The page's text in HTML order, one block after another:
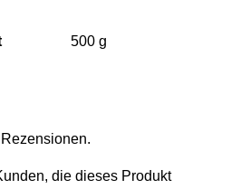
500 g
die dieses Produkt